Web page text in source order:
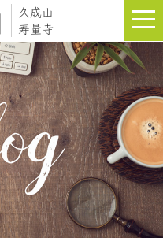
久成山
寿量寺